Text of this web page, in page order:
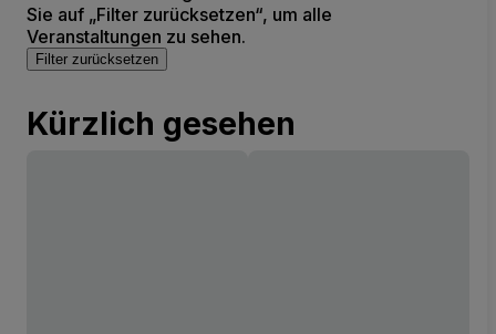
Sie auf „Filter zurücksetzen“, um alle
Veranstaltungen zu sehen.
Filter zurücksetzen
Kürzlich gesehen